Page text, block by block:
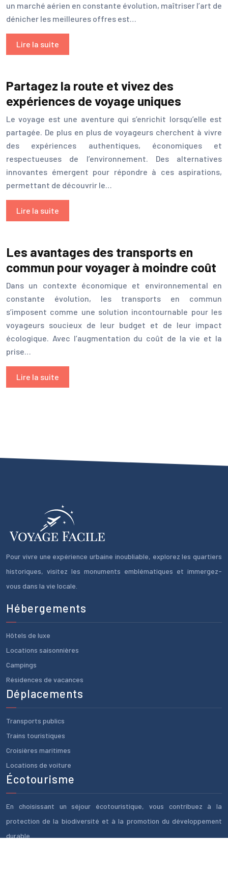
un marché aérien en constante évolution, maîtriser l’art de
dénicher les meilleures offres est…
Lire la suite
Partagez la route et vivez des
expériences de voyage uniques
Le voyage est une aventure qui s’enrichit lorsqu’elle est
partagée. De plus en plus de voyageurs cherchent à vivre
des expériences authentiques, économiques et
respectueuses de l’environnement. Des alternatives
innovantes émergent pour répondre à ces aspirations,
permettant de découvrir le…
Lire la suite
Les avantages des transports en
commun pour voyager à moindre coût
Dans un contexte économique et environnemental en
constante évolution, les transports en commun
s’imposent comme une solution incontournable pour les
voyageurs soucieux de leur budget et de leur impact
écologique. Avec l’augmentation du coût de la vie et la
prise…
Lire la suite
Pour vivre une expérience urbaine inoubliable, explorez les quartiers
historiques, visitez les monuments emblématiques et immergez-
vous dans la vie locale.
Hébergements
Hôtels de luxe
Locations saisonnières
Campings
Résidences de vacances
Déplacements
Transports publics
Trains touristiques
Croisières maritimes
Locations de voiture
Écotourisme
En choisissant un séjour écotouristique, vous contribuez à la
protection de la biodiversité et à la promotion du développement
durable.